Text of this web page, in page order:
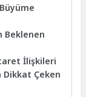
Beklenen
İlişkileri
Dikkat Çeken